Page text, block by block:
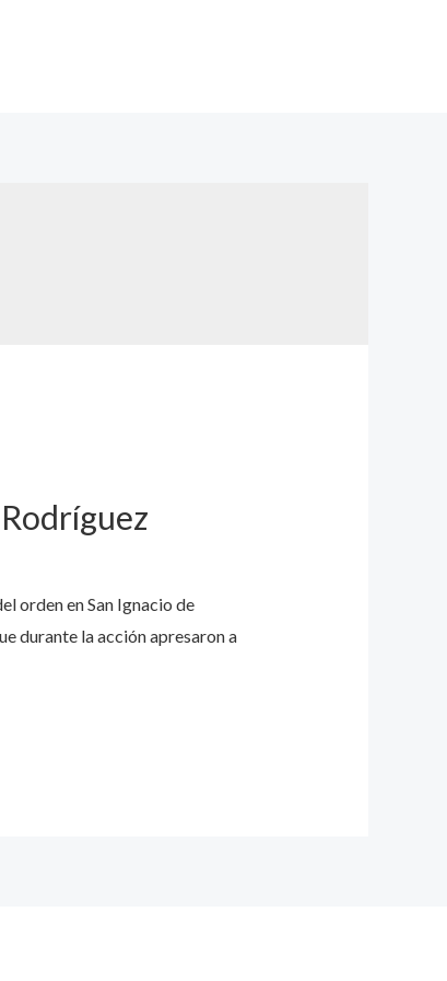
orden en San Ignacio de
durante la acción apresaron a